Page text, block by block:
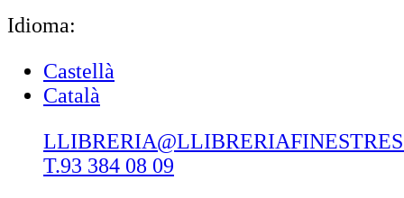
Idioma:
Castellà
Català
T.93 384 08 09